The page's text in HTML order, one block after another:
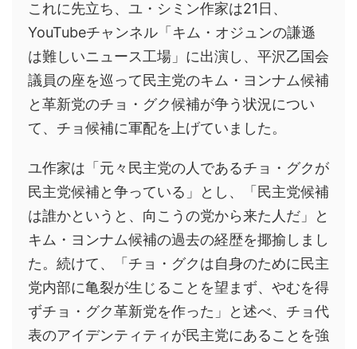
これに先立ち、ユ・シミン作家は21日、
YouTubeチャンネル「キム・オジュンの謙遜
は難しいニュース工場」に出演し、平沢乙国会
議員の座を巡って民主党のキム・ヨンナム候補
と革新党のチョ・グク候補が争う状況につい
て、チョ候補に軍配を上げていました。
ユ作家は「元々民主党の人であるチョ・グクが
民主党候補と争っている」とし、「民主党候補
は誰かというと、向こうの党から来た人だ」と
キム・ヨンナム候補の過去の経歴を揶揄しまし
た。続けて、「チョ・グクは自身のために民主
党内部に亀裂が生じることを望まず、やむを得
ずチョ・グク革新党を作った」と述べ、チョ代
表のアイデンティティが民主党にあることを強